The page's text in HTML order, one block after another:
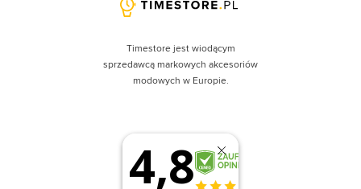
Timestore jest wiodącym
sprzedawcą markowych akcesoriów
modowych w Europie.